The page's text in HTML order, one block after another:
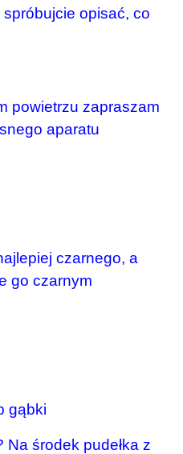
opisać, co
powietrzu zapraszam
aparatu
czarnego, a
go czarnym
gąbki
środek pudełka z